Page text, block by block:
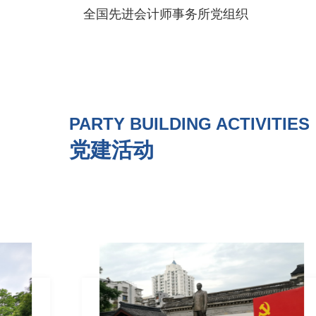
全国先进会计师事务所党组织
PARTY BUILDING ACTIVITIES
党建活动